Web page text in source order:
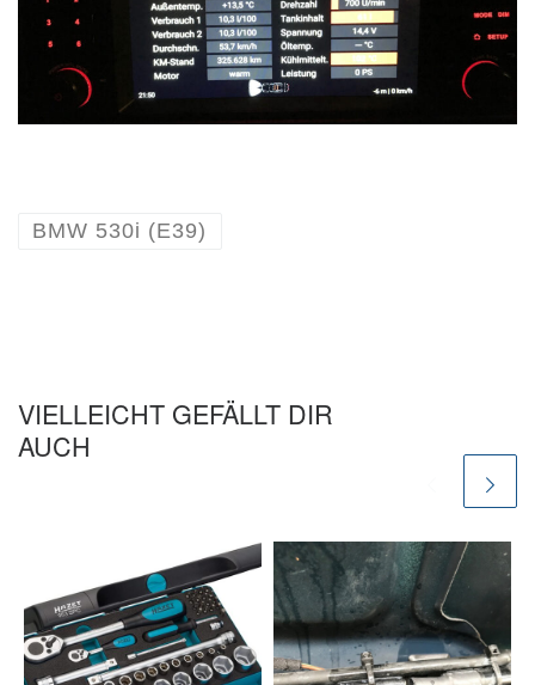
BMW 530i (E39)
VIELLEICHT GEFÄLLT DIR
AUCH